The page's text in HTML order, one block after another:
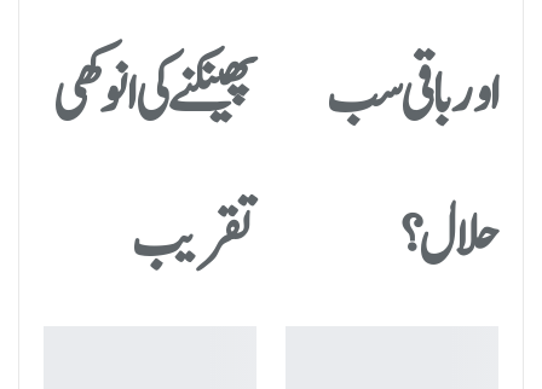
اور باقی سب
حلال؟
پھینکنے کی انوکھی
تقریب